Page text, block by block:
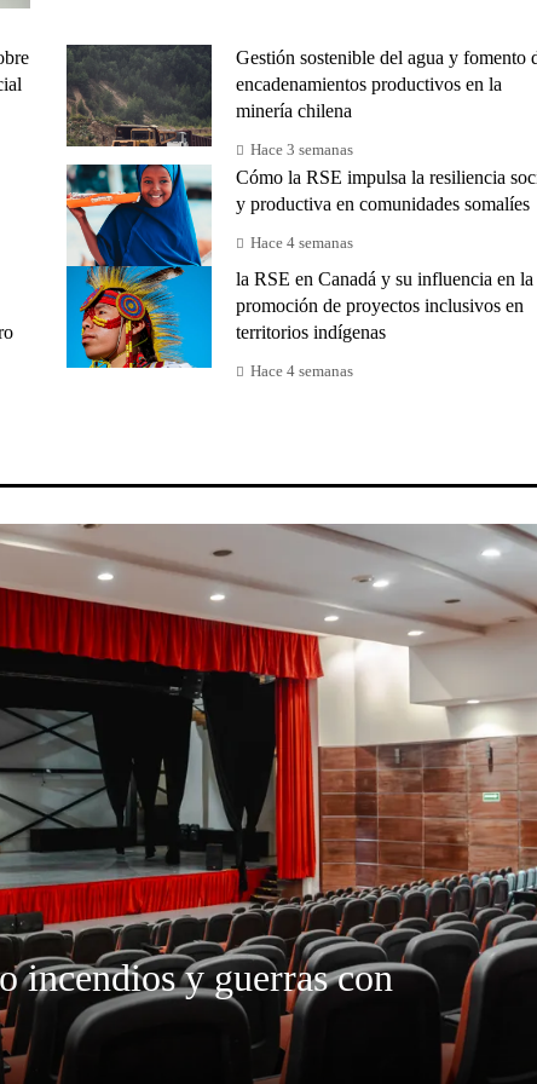
Gestión sostenible del agua y fomento
encadenamientos productivos en la
minería chilena
Hace 3 semanas
Cómo la RSE impulsa la resiliencia
y productiva en comunidades somalíes
Hace 4 semanas
la RSE en Canadá y su influencia en la
promoción de proyectos inclusivos en
territorios indígenas
Hace 4 semanas
incendios y guerras con